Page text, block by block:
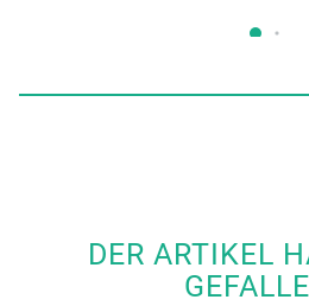
DER ARTIKEL